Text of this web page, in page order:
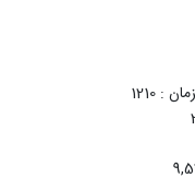
: 1210